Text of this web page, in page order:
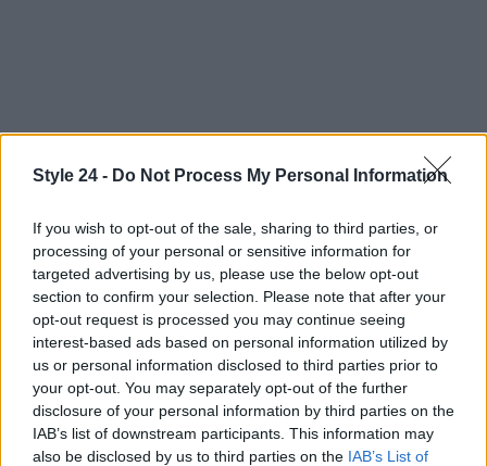
Style 24 - Do Not Process My Personal Information
If you wish to opt-out of the sale, sharing to third parties, or
processing of your personal or sensitive information for
targeted advertising by us, please use the below opt-out
section to confirm your selection. Please note that after your
opt-out request is processed you may continue seeing
interest-based ads based on personal information utilized by
us or personal information disclosed to third parties prior to
your opt-out. You may separately opt-out of the further
disclosure of your personal information by third parties on the
IAB’s list of downstream participants. This information may
also be disclosed by us to third parties on the IAB’s List of
Continua a leggere
FITNESS